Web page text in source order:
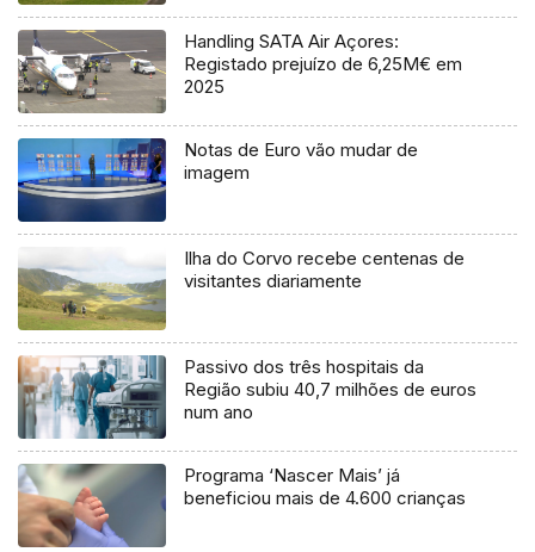
Handling SATA Air Açores:
Registado prejuízo de 6,25M€ em
2025
Notas de Euro vão mudar de
imagem
Ilha do Corvo recebe centenas de
visitantes diariamente
Passivo dos três hospitais da
Região subiu 40,7 milhões de euros
num ano
Programa ‘Nascer Mais’ já
beneficiou mais de 4.600 crianças